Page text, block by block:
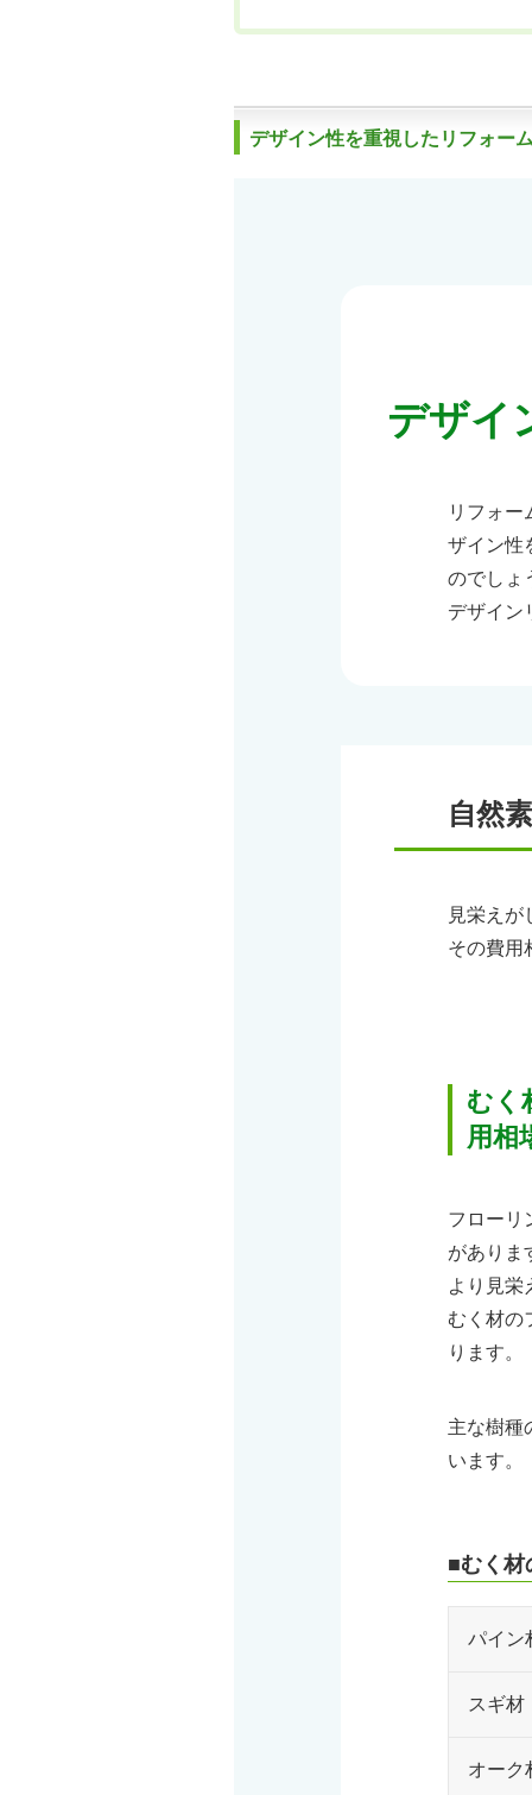
デザイン性を重視したリフォー
デザイ
リフォー
ザイン性
のでしょ
デザイン
自然
見栄えが
その費用
むく
用相
フローリ
がありま
より見栄
むく材の
ります。
主な樹種
います。
■むく材
パイン
スギ材
オーク